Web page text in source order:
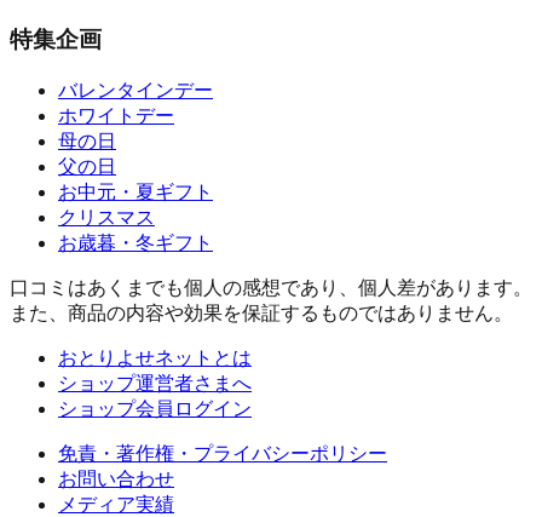
特集企画
バレンタインデー
ホワイトデー
母の日
父の日
お中元・夏ギフト
クリスマス
お歳暮・冬ギフト
口コミはあくまでも個人の感想であり、個人差があります。
また、商品の内容や効果を保証するものではありません。
おとりよせネットとは
ショップ運営者さまへ
ショップ会員ログイン
免責・著作権・プライバシーポリシー
お問い合わせ
メディア実績